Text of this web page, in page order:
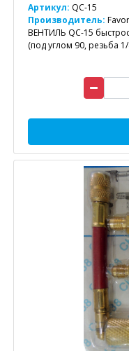
Артикул: QC-15
Производитель:
ВЕНТИЛЬ QC-15
(под углом 90, резьба